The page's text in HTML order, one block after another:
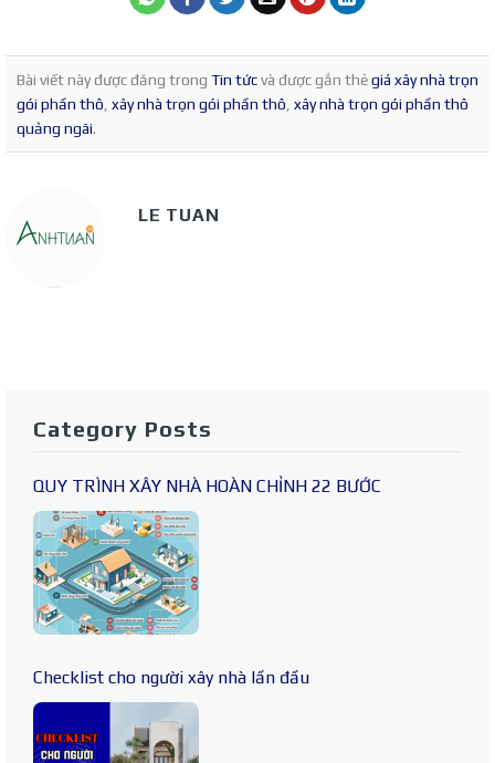
Bài viết này được đăng trong Tin tứcvà được gắn thẻgiá xây nhà trọn
gói phần thô, xây nhà trọn gói phần thô, xây nhà trọn gói phần thô
quảng ngãi.
LE TUAN
Category Posts
QUY TRÌNH XÂY NHÀ HOÀN CHỈNH 22 BƯỚC
Checklist cho người xây nhà lần đầu